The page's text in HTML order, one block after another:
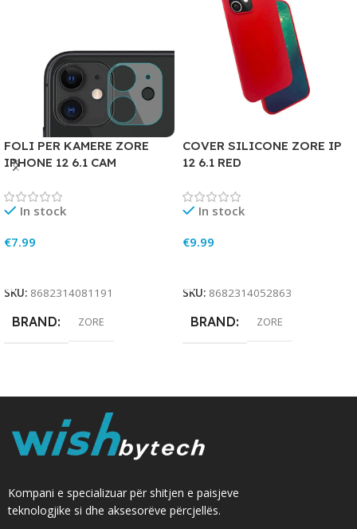
FOLI PER KAMERE ZORE
IPHONE 12 6.1 CAM
In stock
€7.99
SKU: 8682314081191
BRAND ZORE
COVER SILICONE ZORE IP
12 6.1 RED
In stock
€9.99
SKU: 8682314052863
BRAND ZORE
Kompani e specializuar për shitjen e paisjeve
teknologjike si dhe aksesorëve përcjellës.